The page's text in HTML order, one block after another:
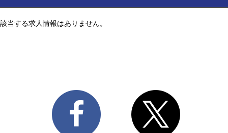
該当する求人情報はありません。